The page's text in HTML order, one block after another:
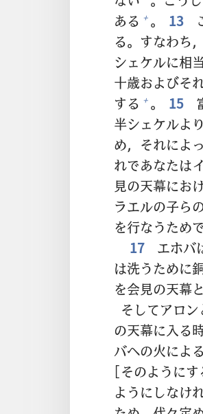
ある + 。 13
る。すなわち，
シェケルに相当
十歳およびそ
する + 。 15
半シェケルより
め，それによ
れであなたは
見の天幕にお
ラエルの子ら
を行なうためで
17
エホバ
は洗うために
を会見の天幕と
そしてアロン
の天幕に入る
バへの火による
[そのようにす
ようにしなけ